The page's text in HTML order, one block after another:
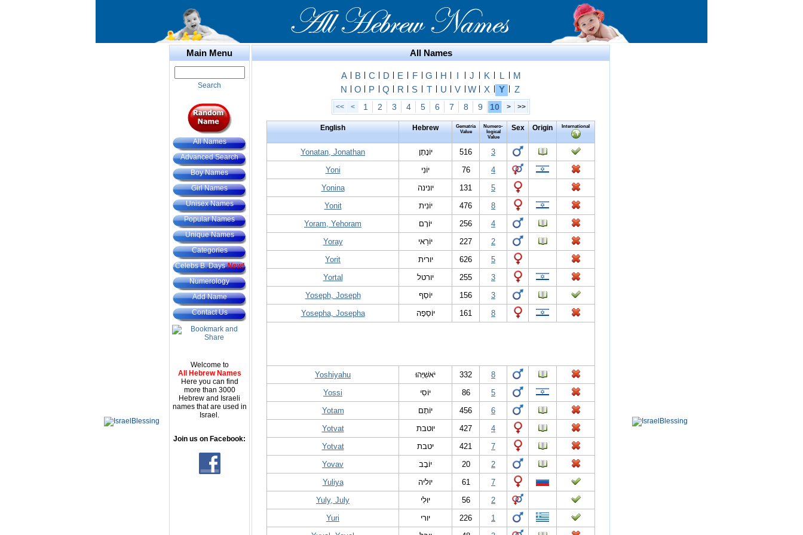
Main Menu
Search
All Names
Advanced Search
Boy Names
Girl Names
Unisex Names
Popular Names
Unique Names
Categories
Celebs B. DaysNew!
Numerology
Add Name
Contact Us
Welcome to
All Hebrew Names
Here you can find
more than 3000
Hebrew and Israeli
names that are used in
Israel.
Join us on Facebook:
All Names
A B C D E F G H I J K L
M
N
O P Q R S T U V W X Y Z
<< < 1 2 3 4 5 6 7 8 9 10 > >>
English Hebrew
Gematria
Value
Numero-
logical
Value
Sex Origin International
Yonatan, Jonathan יוֹנָתָן 516
3
Yoni
יוֹנִי 76
4
Yonina
יונינה 131
5
Yonit
יוֹנִית 476
8
Yoram, Yehoram
יוֹרָם 256
4
Yoray
יוֹרַאי 227
2
Yorit
יורית 626
5
Yortal
יורטל 255
3
Yoseph, Joseph
יוֹסֵף 156
3
Yosepha, Josepha
יוֹסֵפָה 161 8
Yoshiyahu יֹאשִׁיָּהוּ 332
8
Yossi
יוֹסִי 86
5
Yotam
יוֹתָם 456
6
Yotvat
יוטבת 427
4
Yotvat
יטבת 421
7
Yovav
יוֹבָב 20
2
Yuliya
יוליה 61
7
Yuly, July
יוּלִי 56
2
Yuri
יורי 226
1